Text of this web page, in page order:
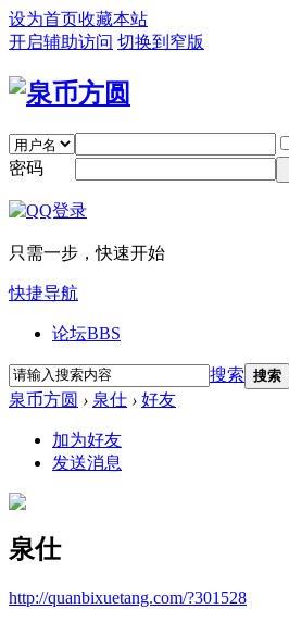
设为首页收藏本站
开启辅助访问 切换到窄版
密码
只需一步，快速开始
快捷导航
论坛BBS
搜索 搜索
泉币方圆 › 泉仕 › 好友
加为好友
发送消息
泉仕
http://quanbixuetang.com/?301528